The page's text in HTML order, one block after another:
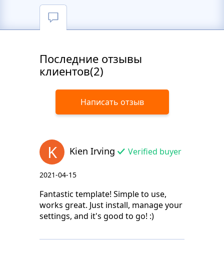
Последние отзывы
клиентов(2)
Написать отзыв
K Kien Irving Verified buyer
2021-04-15
Fantastic template! Simple to use,
works great. Just install, manage your
settings, and it's good to go! :)